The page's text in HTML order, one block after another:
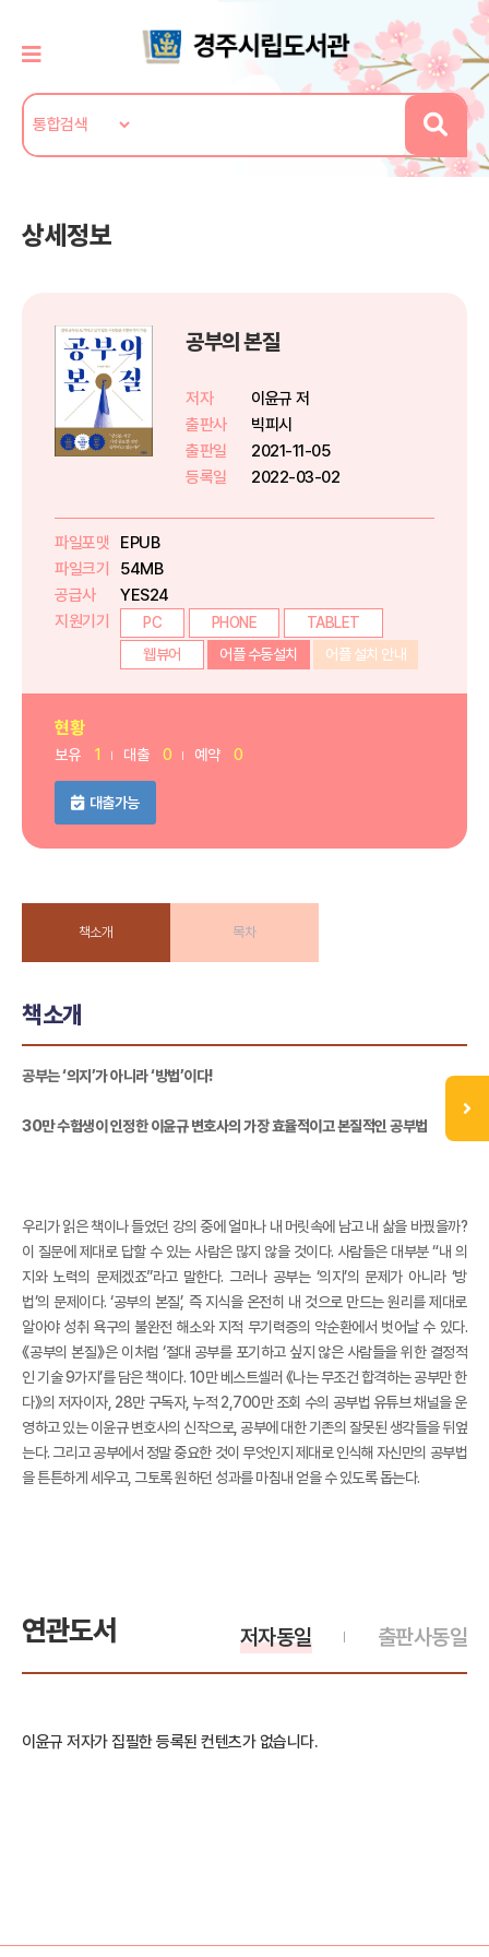
상세정보
공부의 본질
저자
이윤규 저
출판사
빅피시
출판일
2021-11-05
등록일
2022-03-02
파일포맷
EPUB
파일크기
54MB
공급사
YES24
지원기기
PC PHONE
TABLET
웹뷰어
어플 수동설치 어플 설치 안내
현황
보유 1 대출 0 예약 0
대출가능
책소개 목차
책소개
공부는 ‘의지’가 아니라 ‘방법’이다!
30만 수험생이 인정한 이윤규 변호사의 가장 효율적이고 본질적인 공부법
우리가 읽은 책이나 들었던 강의 중에 얼마나 내 머릿속에 남고 내 삶을 바꿨을까?
이 질문에 제대로 답할 수 있는 사람은 많지 않을 것이다. 사람들은 대부분 “내 의
지와 노력의 문제겠죠”라고 말한다. 그러나 공부는 ‘의지’의 문제가 아니라 ‘방
법’의 문제이다. ‘공부의 본질’, 즉 지식을 온전히 내 것으로 만드는 원리를 제대로
알아야 성취 욕구의 불완전 해소와 지적 무기력증의 악순환에서 벗어날 수 있다.
《공부의 본질》은 이처럼 ‘절대 공부를 포기하고 싶지 않은 사람들을 위한 결정적
인 기술 9가지’를 담은 책이다. 10만 베스트셀러 《나는 무조건 합격하는 공부만 한
다》의 저자이자, 28만 구독자, 누적 2,700만 조회 수의 공부법 유튜브 채널을 운
영하고 있는 이윤규 변호사의 신작으로, 공부에 대한 기존의 잘못된 생각들을 뒤엎
는다. 그리고 공부에서 정말 중요한 것이 무엇인지 제대로 인식해 자신만의 공부법
을 튼튼하게 세우고, 그토록 원하던 성과를 마침내 얻을 수 있도록 돕는다.
연관도서 출판사동일
저자동일
이윤규 저자가 집필한 등록된 컨텐츠가 없습니다.